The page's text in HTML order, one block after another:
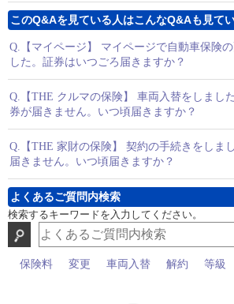
このQ&Aを見ている人はこんなQ&Aも見て
Q. 【マイページ】 マイページで自動車保険
した。証券はいつごろ届きますか？
Q. 【THE クルマの保険】 車両入替をしまし
券が届きません。いつ頃届きますか？
Q. 【THE 家財の保険】 契約の手続きをしま
届きません。いつ頃届きますか？
よくあるご質問内検索
検索するキーワードを入力してください。
保険料 変更 車両入替 解約 等級